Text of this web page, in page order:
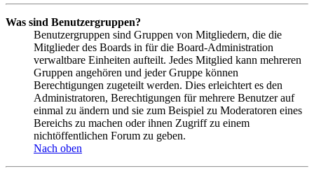
Was sind Benutzergruppen?
Benutzergruppen sind Gruppen von Mitgliedern, die die
Mitglieder des Boards in für die Board-Administration
verwaltbare Einheiten aufteilt. Jedes Mitglied kann mehreren
Gruppen angehören und jeder Gruppe können
Berechtigungen zugeteilt werden. Dies erleichtert es den
Administratoren, Berechtigungen für mehrere Benutzer auf
einmal zu ändern und sie zum Beispiel zu Moderatoren eines
Bereichs zu machen oder ihnen Zugriff zu einem
nichtöffentlichen Forum zu geben.
Nach oben